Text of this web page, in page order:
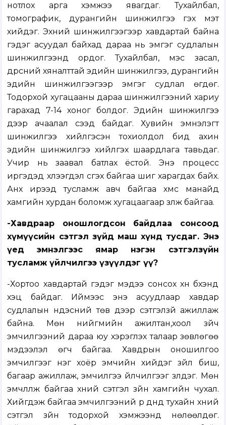
нотлох арга хэмжээ явагдаг. Тухайлбал,
томографик, дурангийн шинжилгээ гэх мэт
хийдэг. Эхний шинжилгээгээр хавдартай байна
гэдэг асуудал байхад дараа нь эмгэг судлалын
шинжилгээнд ордог. Тухайлбал, мэс засал,
дүрсний хяналттай эдийн шинжилгээ, дурангийн
эдийн шинжилгээгээр эмгэг судлал өгдөг.
Тодорхой хугацааны дараа шинжилгээний хариу
гарахад 7-14 хоног болдог. Эдийн шинжилгээ
дээр ачаалал үүсээд байдаг. Хувийн эмнэлэгт
шинжилгээ хийлгэсэн тохиолдол бид ахин
эдийн шинжилгээ хийлгэх шаардлага тавьдаг.
Учир нь заавал батлах ёстой. Энэ процесс
иргэдэд хүлээгдэл үүсгэх байгаа шиг харагдах байх.
Анх ирээд тусламж авч байгаа хүмүүс манайд
хамгийн хурдан боломж хугацаагаар үзүүлж байгаа.
-Хавдраар оношлогдсон байдлаа сонсоод
хүмүүсийн сэтгэл зүйд маш хүнд тусдаг. Энэ
үед эмнэлгээс ямар нэгэн сэтгэлзүйн
тусламж үйлчилгээ үзүүлдэг үү?
-Хортоо хавдартай гэдэг мэдээ сонсох хүн бүхэнд
хэцүү байдаг. Иймээс энэ асуудлаар хавдар
судлалын үндэсний төв дээр сэтгэлзүй ажиллаж
байна. Мөн нийгмийн ажилтан,хоол зүйч
эмчилгээний дараа юу хэрэглэх талаар зөвлөгөө
мэдээлэл өгч байгаа. Хавдрын оношилгоо
эмчилгээг нэг хоёр эмчийн хийдэг зүйл биш,
багаар ажиллаж, эмчилгээ үйлчилгээг үзүүлдэг. Мөн
эмчлүүлж байгаа хүний сэтгэл зүйн хамгийн чухал.
Хийгдэж байгаа эмчилгээний үр дүнд тухайн хүний
сэтгэл зүйн тодорхой хэмжээнд нөлөөлдөг.